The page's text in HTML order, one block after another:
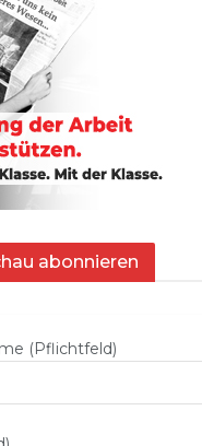
abonnieren
(Pflichtfeld)